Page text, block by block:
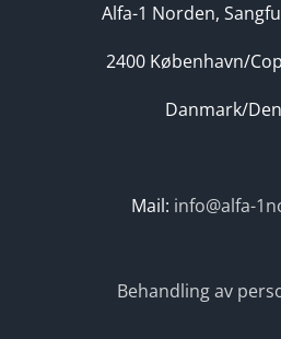
Alfa-1 Norden,
2400 København/
Danmark/
Mail: info@alfa-
Behandling av